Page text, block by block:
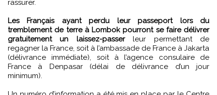
rassurer.
Les Français ayant perdu leur passeport lors du
tremblement de terre à Lombok pourront se faire délivrer
gratuitement un laissez-passerleur permettant de
regagner la France, soit à l’ambassade de France à Jakarta
(délivrance immédiate), soit à l’agence consulaire de
France à Denpasar (délai de délivrance d’un jour
minimum).